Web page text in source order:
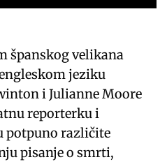
španskog velikana
jeziku
i Julianne Moore
reporterku i
potpuno različite
pisanje o smrti,